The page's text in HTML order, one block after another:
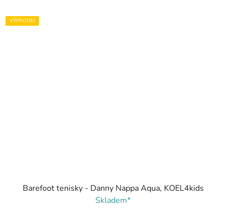
VÝPRODEJ
Barefoot tenisky - Danny Nappa Aqua, KOEL4kids
Skladem*